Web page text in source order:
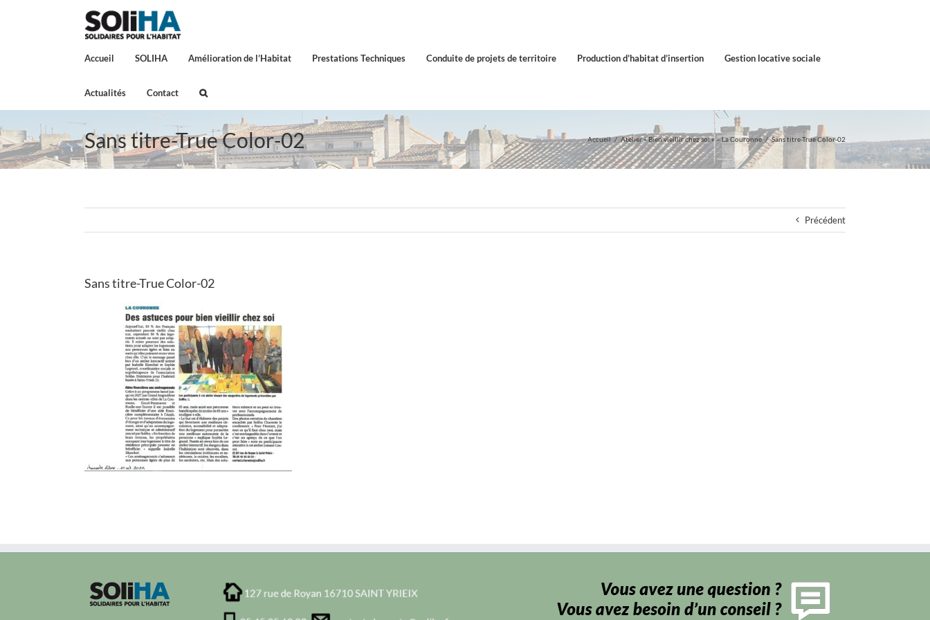
Accueil SOLIHA Amélioration de l’Habitat Prestations Techniques Conduite de projets de territoire Production d’habitat d’insertion Gestion locative sociale
Actualités Contact
Sans titre-True Color-02 Accueil Atelier « Bien vieillir chez soi » – La Couronne Sans titre-True Color-02
Précédent
Sans titre-True Color-02